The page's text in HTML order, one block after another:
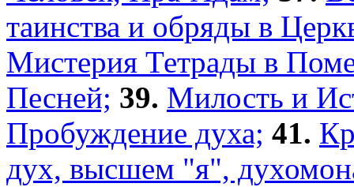
таинства и обряды в
Мистерия Тетрады в
Песней; 39. Милость и
Пробуждение духа; 41.
дух, высшем "я",